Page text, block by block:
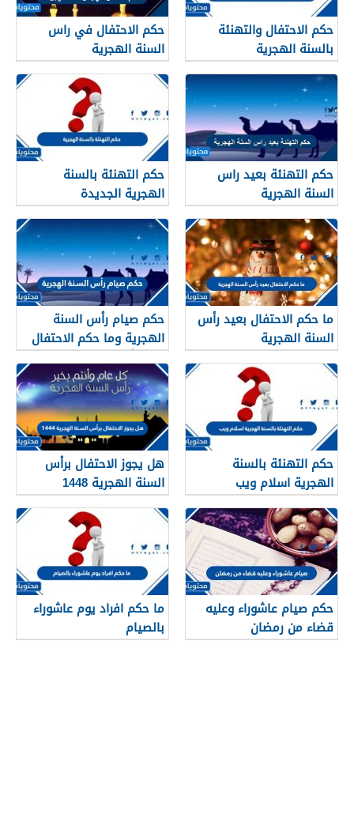
حكم الاحتفال والتهنئة
بالسنة الهجرية
حكم الاحتفال في راس
السنة الهجرية
حكم التهنئة بعيد راس
السنة الهجرية
حكم التهنئة بالسنة
الهجرية الجديدة
ما حكم الاحتفال بعيد رأس
السنة الهجرية
حكم صيام رأس السنة
الهجرية وما حكم الاحتفال
بعيد رأس السنه الهجريه
حكم التهنئة بالسنة
الهجرية اسلام ويب
هل يجوز الاحتفال برأس
السنة الهجرية 1448
حكم صيام عاشوراء وعليه
قضاء من رمضان
ما حكم افراد يوم عاشوراء
بالصيام